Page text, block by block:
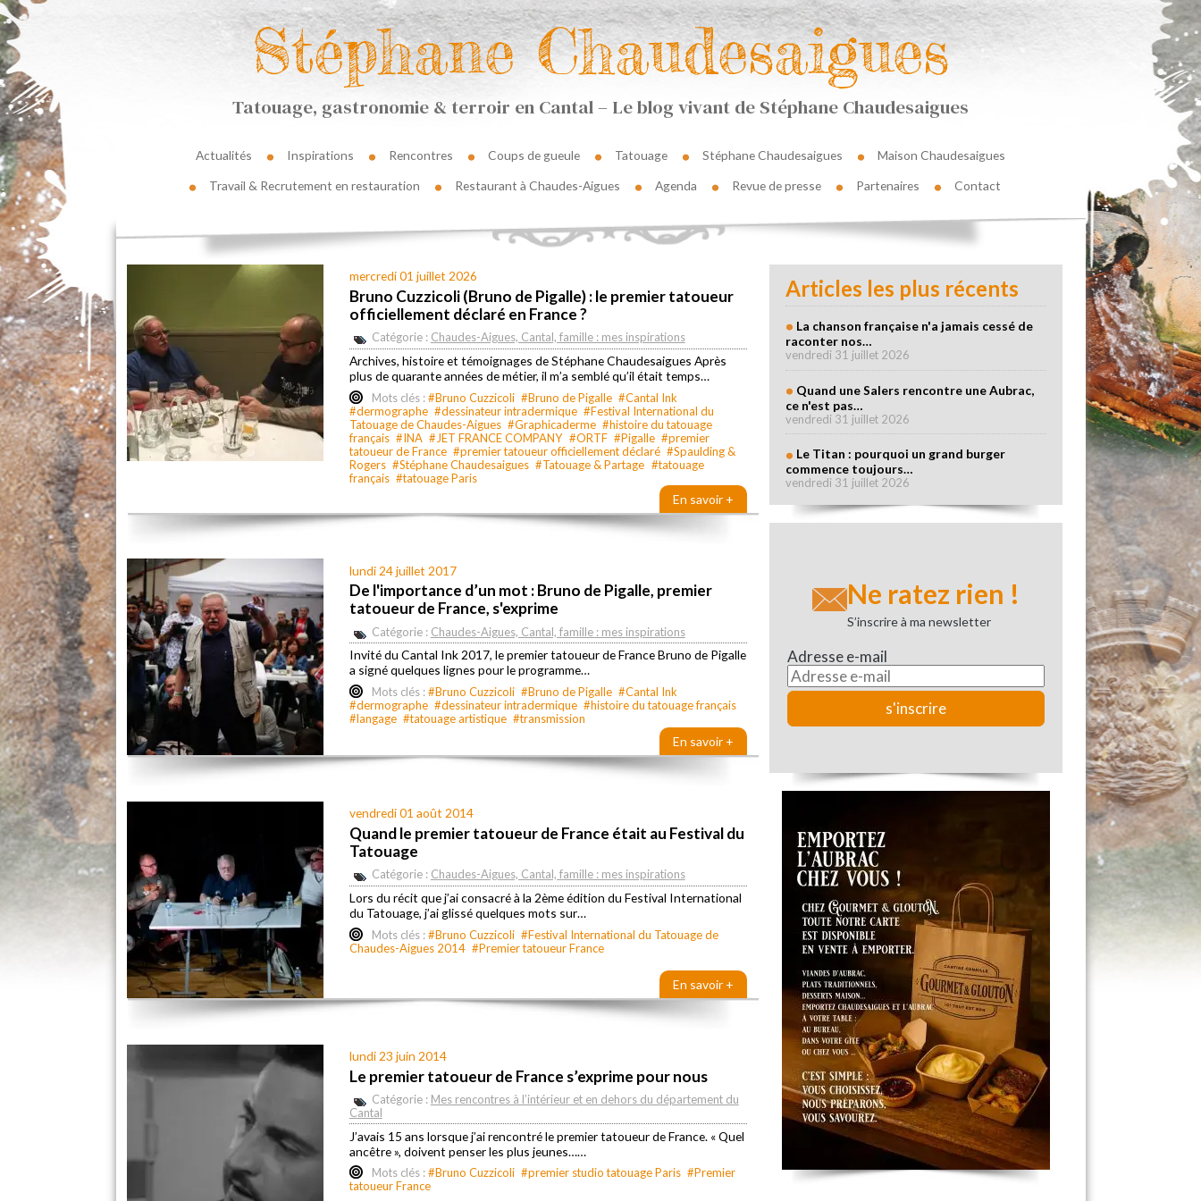
Stéphane Chaudesaigues
Tatouage, gastronomie & terroir en Cantal – Le blog vivant de Stéphane Chaudesaigues
Actualités Inspirations Rencontres Coups de gueule Tatouage Stéphane Chaudesaigues
Maison Chaudesaigues
Travail & Recrutement en restauration
Restaurant à Chaudes-Aigues Agenda Revue de presse Partenaires Contact
mercredi 01 juillet 2026
Bruno Cuzzicoli (Bruno de Pigalle) : le premier tatoueur
officiellement déclaré en France ?
Catégorie : Chaudes-Aigues, Cantal, famille : mes inspirations
Archives, histoire et témoignages de Stéphane Chaudesaigues Après
plus de quarante années de métier, il m’a semblé qu’il était temps…
Mots clés : #Bruno Cuzzicoli #Bruno de Pigalle #Cantal Ink
#dermographe #dessinateur intradermique #Festival International du
Tatouage de Chaudes-Aigues #Graphicaderme #histoire du tatouage
français #INA #JET FRANCE COMPANY #ORTF #Pigalle #premier
tatoueur de France #premier tatoueur officiellement déclaré #Spaulding &
Rogers #Stéphane Chaudesaigues #Tatouage & Partage #tatouage
français #tatouage Paris
En savoir +
lundi 24 juillet 2017
De l'importance d’un mot : Bruno de Pigalle, premier
tatoueur de France, s'exprime
Catégorie : Chaudes-Aigues, Cantal, famille : mes inspirations
Invité du Cantal Ink 2017, le premier tatoueur de France Bruno de Pigalle
a signé quelques lignes pour le programme…
Mots clés : #Bruno Cuzzicoli #Bruno de Pigalle #Cantal Ink
#dermographe #dessinateur intradermique #histoire du tatouage français
#langage #tatouage artistique #transmission
En savoir +
vendredi 01 août 2014
Quand le premier tatoueur de France était au Festival du
Tatouage
Catégorie : Chaudes-Aigues, Cantal, famille : mes inspirations
Lors du récit que j’ai consacré à la 2ème édition du Festival International
du Tatouage, j’ai glissé quelques mots sur…
Mots clés : #Bruno Cuzzicoli #Festival International du Tatouage de
Chaudes-Aigues 2014 #Premier tatoueur France
En savoir +
lundi 23 juin 2014
Le premier tatoueur de France s’exprime pour nous
Catégorie : Mes rencontres à l’intérieur et en dehors du département du
Cantal
J’avais 15 ans lorsque j’ai rencontré le premier tatoueur de France. « Quel
ancêtre », doivent penser les plus jeunes……
Mots clés : #Bruno Cuzzicoli #premier studio tatouage Paris #Premier
tatoueur France
Articles les plus récents
La chanson française n'a jamais cessé de
raconter nos…
vendredi 31 juillet 2026
Quand une Salers rencontre une Aubrac,
ce n'est pas…
vendredi 31 juillet 2026
Le Titan : pourquoi un grand burger
commence toujours…
vendredi 31 juillet 2026
Ne ratez rien !
S’inscrire à ma newsletter
Adresse e-mail